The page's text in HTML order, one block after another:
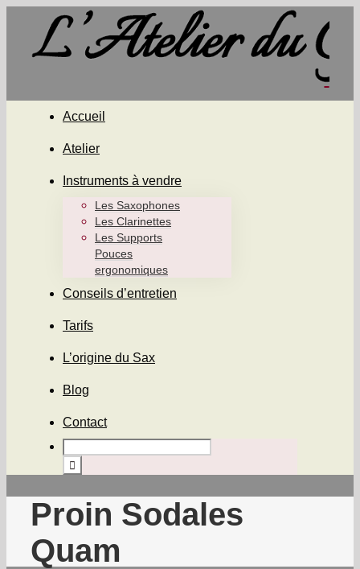
Accueil
Atelier
Instruments à vendre
Les Saxophones
Les Clarinettes
Les Supports
Pouces
ergonomiques
Conseils d’entretien
Tarifs
L’origine du Sax
Blog
Contact
Proin Sodales
Quam